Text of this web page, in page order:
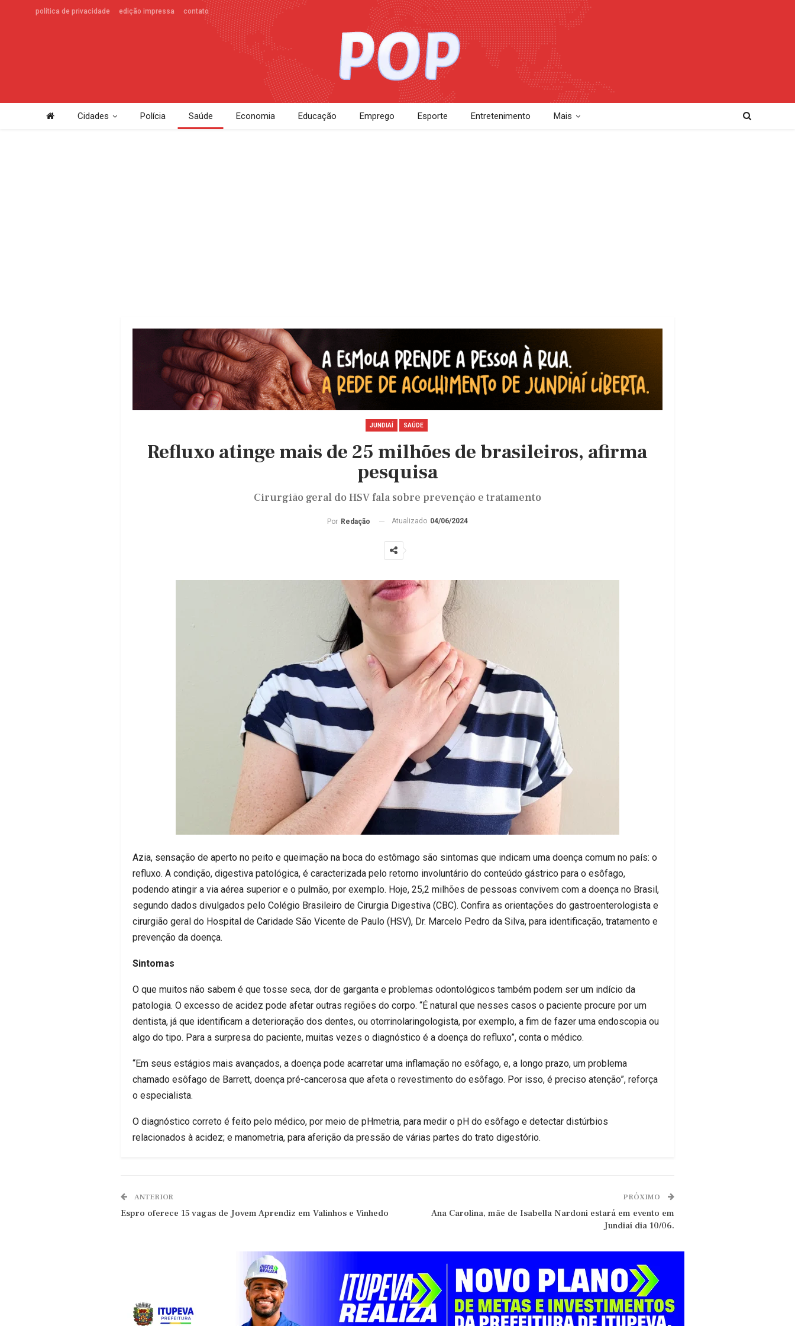
política de privacidade edição impressa contato
Cidades Polícia Saúde Economia Educação Emprego Esporte Entretenimento Mais
JUNDIAÍ SAÚDE
Refluxo atinge mais de 25 milhões de brasileiros, afirma
pesquisa
Cirurgião geral do HSV fala sobre prevenção e tratamento
Por Redação Atualizado 04/06/2024
Azia, sensação de aperto no peito e queimação na boca do estômago são sintomas que indicam uma doença comum no país: o
refluxo. A condição, digestiva patológica, é caracterizada pelo retorno involuntário do conteúdo gástrico para o esôfago,
podendo atingir a via aérea superior e o pulmão, por exemplo. Hoje, 25,2 milhões de pessoas convivem com a doença no Brasil,
segundo dados divulgados pelo Colégio Brasileiro de Cirurgia Digestiva (CBC). Confira as orientações do gastroenterologista e
cirurgião geral do Hospital de Caridade São Vicente de Paulo (HSV), Dr. Marcelo Pedro da Silva, para identificação, tratamento e
prevenção da doença.
Sintomas
O que muitos não sabem é que tosse seca, dor de garganta e problemas odontológicos também podem ser um indício da
patologia. O excesso de acidez pode afetar outras regiões do corpo. “É natural que nesses casos o paciente procure por um
dentista, já que identificam a deterioração dos dentes, ou otorrinolaringologista, por exemplo, a fim de fazer uma endoscopia ou
algo do tipo. Para a surpresa do paciente, muitas vezes o diagnóstico é a doença do refluxo”, conta o médico.
“Em seus estágios mais avançados, a doença pode acarretar uma inflamação no esôfago, e, a longo prazo, um problema
chamado esôfago de Barrett, doença pré-cancerosa que afeta o revestimento do esôfago. Por isso, é preciso atenção”, reforça
o especialista.
O diagnóstico correto é feito pelo médico, por meio de pHmetria, para medir o pH do esôfago e detectar distúrbios
relacionados à acidez; e manometria, para aferição da pressão de várias partes do trato digestório.
ANTERIOR
Espro oferece 15 vagas de Jovem Aprendiz em Valinhos e Vinhedo
PRÓXIMO
Ana Carolina, mãe de Isabella Nardoni estará em evento em
Jundiaí dia 10/06.